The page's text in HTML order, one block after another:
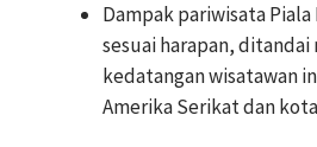
Dampak pariwisata
sesuai harapan, ditandai
kedatangan wisatawan
Amerika Serikat dan